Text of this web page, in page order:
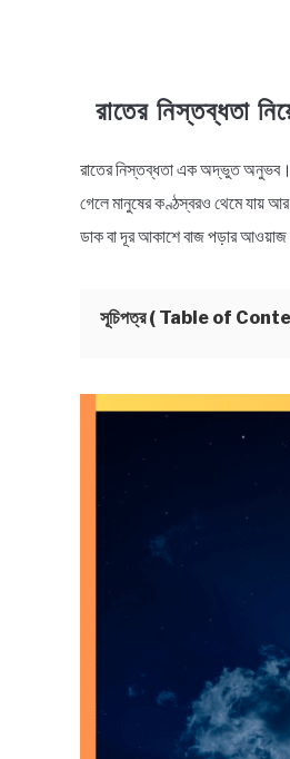
রাতের নিস্তব্ধতা
in
Bengali
রাতের নিস্তব্ধতা এক অদ্ভুত অনুভব।
গেলে মানুষের কণ্ঠস্বরও থেমে যায়
ডাক বা দূর আকাশে বাজ পড়ার আওয়াজ
সূচিপত্র ( Table of